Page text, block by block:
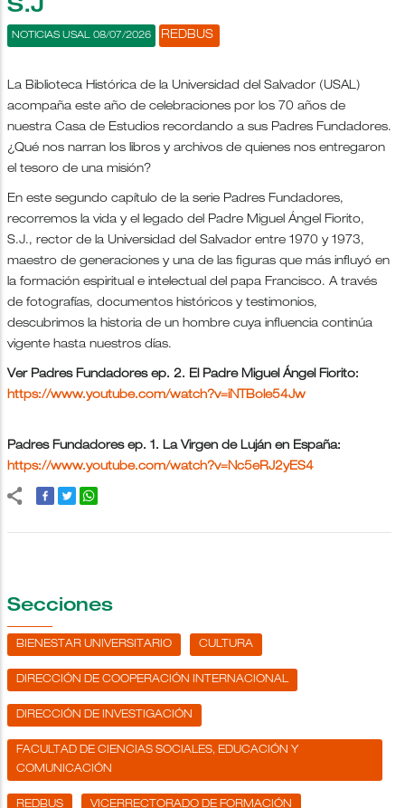
S.J
REDBUS
NOTICIAS USAL 08/07/2026
La Biblioteca Histórica de la Universidad del Salvador (USAL)
acompaña este año de celebraciones por los 70 años de
nuestra Casa de Estudios recordando a sus Padres Fundadores.
¿Qué nos narran los libros y archivos de quienes nos entregaron
el tesoro de una misión?
En este segundo capítulo de la serie Padres Fundadores,
recorremos la vida y el legado del Padre Miguel Ángel Fiorito,
S.J., rector de la Universidad del Salvador entre 1970 y 1973,
maestro de generaciones y una de las figuras que más influyó en
la formación espiritual e intelectual del papa Francisco. A través
de fotografías, documentos históricos y testimonios,
descubrimos la historia de un hombre cuya influencia continúa
vigente hasta nuestros días.
Ver Padres Fundadores ep. 2. El Padre Miguel Ángel Fiorito:
https://www.youtube.com/watch?v=iNTBole54Jw
Padres Fundadores ep. 1. La Virgen de Luján en España:
https://www.youtube.com/watch?v=Nc5eRJ2yES4
Secciones
BIENESTAR UNIVERSITARIO CULTURA
DIRECCIÓN DE COOPERACIÓN INTERNACIONAL
DIRECCIÓN DE INVESTIGACIÓN
FACULTAD DE CIENCIAS SOCIALES, EDUCACIÓN Y
COMUNICACIÓN
REDBUS VICERRECTORADO DE FORMACIÓN